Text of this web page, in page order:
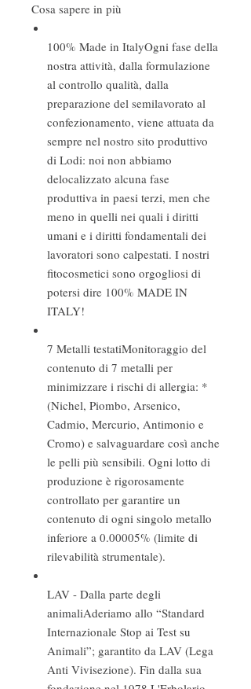
Cosa sapere in più
100% Made in ItalyOgni fase della
nostra attività, dalla formulazione
al controllo qualità, dalla
preparazione del semilavorato al
confezionamento, viene attuata da
sempre nel nostro sito produttivo
di Lodi: noi non abbiamo
delocalizzato alcuna fase
produttiva in paesi terzi, men che
meno in quelli nei quali i diritti
umani e i diritti fondamentali dei
lavoratori sono calpestati. I nostri
fitocosmetici sono orgogliosi di
potersi dire 100% MADE IN
ITALY!
7 Metalli testatiMonitoraggio del
contenuto di 7 metalli per
minimizzare i rischi di allergia: *
(Nichel, Piombo, Arsenico,
Cadmio, Mercurio, Antimonio e
Cromo) e salvaguardare così anche
le pelli più sensibili. Ogni lotto di
produzione è rigorosamente
controllato per garantire un
contenuto di ogni singolo metallo
inferiore a 0.00005% (limite di
rilevabilità strumentale).
LAV - Dalla parte degli
animaliAderiamo allo “Standard
Internazionale Stop ai Test su
Animali”; garantito da LAV (Lega
Anti Vivisezione). Fin dalla sua